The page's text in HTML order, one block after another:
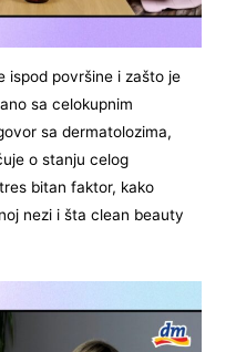
ispod površine i zašto je
sa celokupnim
sa dermatolozima,
o stanju celog
bitan faktor, kako
nezi i šta clean beauty